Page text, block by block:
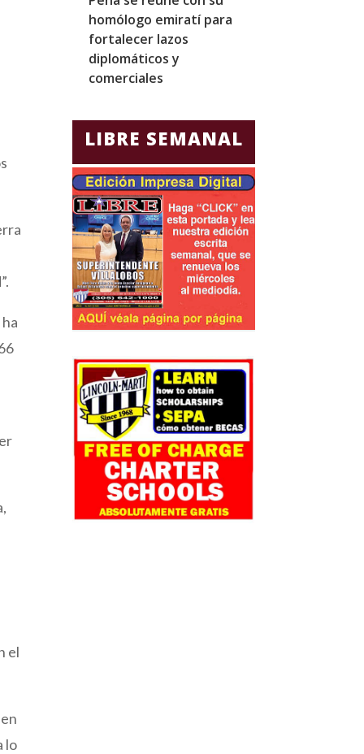
el
lo
homólogo emiratí para
fortalecer lazos
diplomáticos y
comerciales
LIBRE SEMANAL